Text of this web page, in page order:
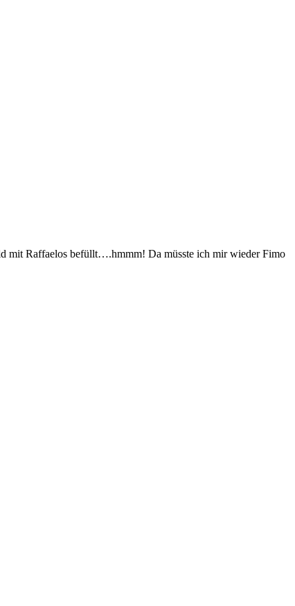
mit Raffaelos befüllt….hmmm! Da müsste ich mir wieder Fimo